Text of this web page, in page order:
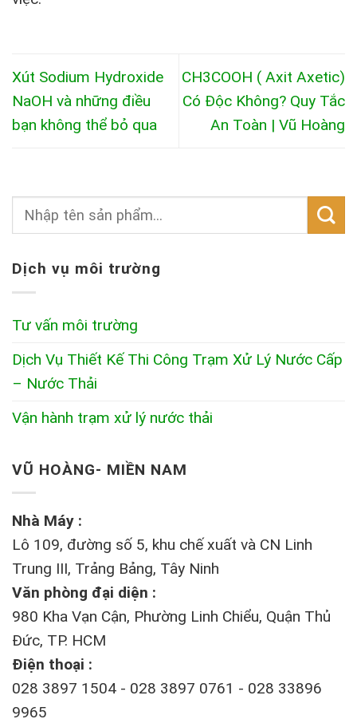
Xút Sodium Hydroxide
NaOH và những điều
bạn không thể bỏ qua
CH3COOH ( Axit Axetic)
Có Độc Không? Quy Tắc
An Toàn | Vũ Hoàng
Dịch vụ môi trường
Tư vấn môi trường
Dịch Vụ Thiết Kế Thi Công Trạm Xử Lý Nước Cấp
– Nước Thải
Vận hành trạm xử lý nước thải
VŨ HOÀNG- MIỀN NAM
Nhà Máy :
Lô 109, đường số 5, khu chế xuất và CN Linh
Trung III, Trảng Bảng, Tây Ninh
Văn phòng đại diện :
980 Kha Vạn Cận, Phường Linh Chiểu, Quận Thủ
Đức, TP. HCM
Điện thoại :
028 3897 1504 - 028 3897 0761 - 028 33896
9965